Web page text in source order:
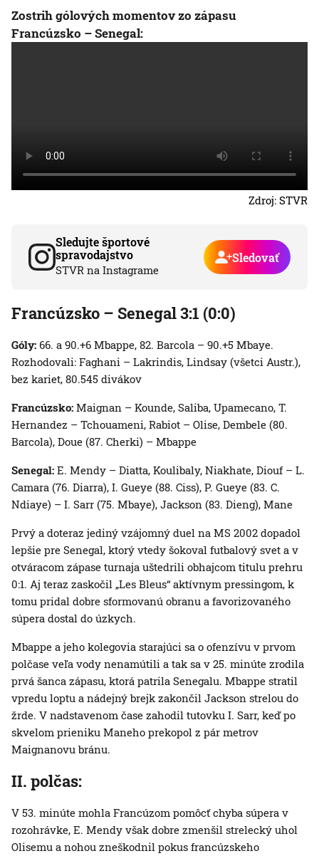
Zostrih gólových momentov zo zápasu
Francúzsko – Senegal:
Zdroj: STVR
Sledujte športové
spravodajstvo
STVR na Instagrame
Sledovať
Francúzsko – Senegal 3:1 (0:0)
Góly: 66. a 90.+6 Mbappe, 82. Barcola – 90.+5 Mbaye.
Rozhodovali: Faghani – Lakrindis, Lindsay (všetci Austr.),
bez kariet, 80.545 divákov
Francúzsko: Maignan – Kounde, Saliba, Upamecano, T.
Hernandez – Tchouameni, Rabiot – Olise, Dembele (80.
Barcola), Doue (87. Cherki) – Mbappe
Senegal: E. Mendy – Diatta, Koulibaly, Niakhate, Diouf – L.
Camara (76. Diarra), I. Gueye (88. Ciss), P. Gueye (83. C.
Ndiaye) – I. Sarr (75. Mbaye), Jackson (83. Dieng), Mane
Prvý a doteraz jediný vzájomný duel na MS 2002 dopadol
lepšie pre Senegal, ktorý vtedy šokoval futbalový svet a v
otváracom zápase turnaja uštedrili obhajcom titulu prehru
0:1. Aj teraz zaskočil „Les Bleus“ aktívnym pressingom, k
tomu pridal dobre sformovanú obranu a favorizovaného
súpera dostal do úzkych.
Mbappe a jeho kolegovia starajúci sa o ofenzívu v prvom
polčase veľa vody nenamútili a tak sa v 25. minúte zrodila
prvá šanca zápasu, ktorá patrila Senegalu. Mbappe stratil
vpredu loptu a nádejný brejk zakončil Jackson strelou do
žrde. V nadstavenom čase zahodil tutovku I. Sarr, keď po
skvelom prieniku Maneho prekopol z pár metrov
Maignanovu bránu.
II. polčas:
V 53. minúte mohla Francúzom pomôcť chyba súpera v
rozohrávke, E. Mendy však dobre zmenšil strelecký uhol
Olisemu a nohou zneškodnil pokus francúzskeho